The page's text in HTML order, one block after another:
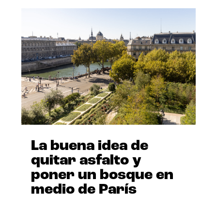
La buena idea de
quitar asfalto y
poner un bosque en
medio de París